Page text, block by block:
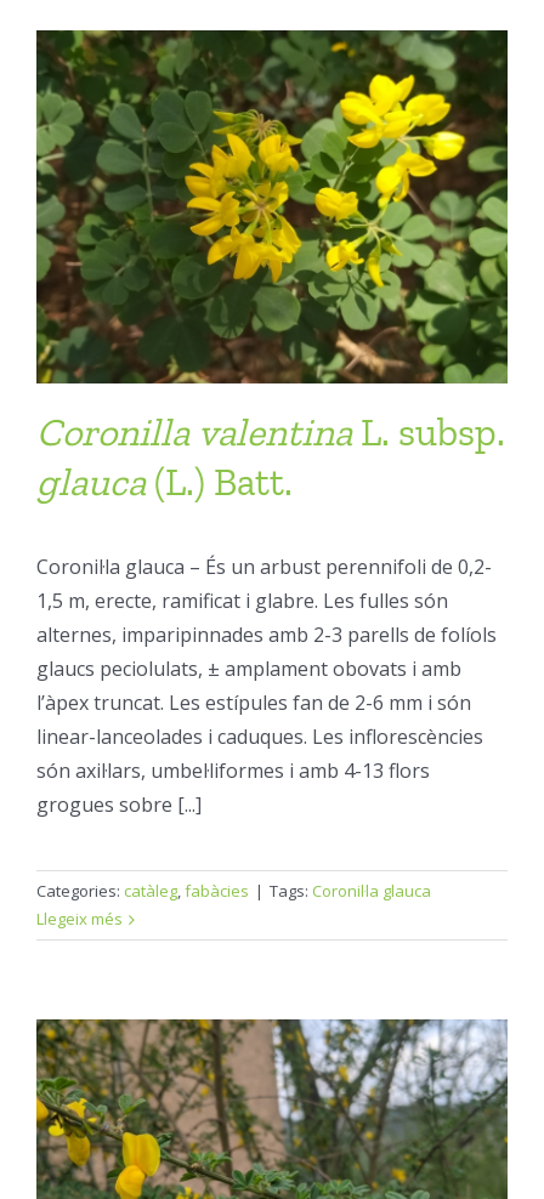
Coronilla valentinaL. subsp.
glauca(L.) Batt.
Coronil·la glauca – És un arbust perennifoli de 0,2-
1,5 m, erecte, ramificat i glabre. Les fulles són
alternes, imparipinnades amb 2-3 parells de folíols
glaucs peciolulats, ± amplament obovats i amb
l’àpex truncat. Les estípules fan de 2-6 mm i són
linear-lanceolades i caduques. Les inflorescències
són axil·lars, umbel·liformes i amb 4-13 flors
grogues sobre [...]
Categories: catàleg,fabàcies | Tags: Coronil·la glauca
Llegeix més